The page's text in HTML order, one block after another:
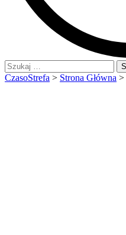
Szukaj:
CzasoStrefa > Strona Główna >